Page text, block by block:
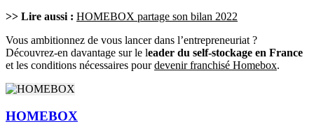
>> Lire aussi : HOMEBOX partage son bilan 2022
Vous ambitionnez de vous lancer dans l’entrepreneuriat ?
Découvrez-en davantage sur le leader du self-stockage en France
et les conditions nécessaires pourdevenir franchisé Homebox.
HOMEBOX